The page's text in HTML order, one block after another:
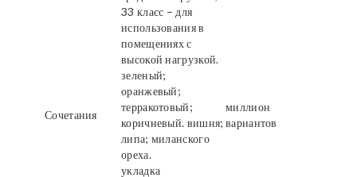
33 класс – для
использования в
помещениях с
высокой нагрузкой.
Сочетания
зеленый;
оранжевый;
терракотовый;
коричневый. вишня;
липа; миланского
ореха.
миллион
вариантов
укладка